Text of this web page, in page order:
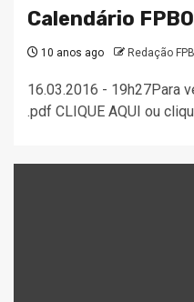
Calendário
10 anos ago Redação
16.03.2016 - 19h27Para
.pdf CLIQUE AQUI ou